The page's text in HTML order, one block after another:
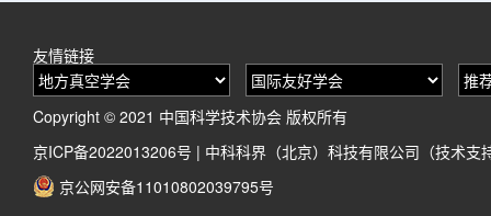
友情链接
Copyright © 2021 中国科学技术协会 版权所有
京ICP备2022013206号 | 中科科界（北京）科技有限公司（技术支
京公网安备11010802039795号